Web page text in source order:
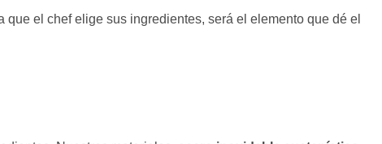
el chef elige sus ingredientes, será el elemento que dé el